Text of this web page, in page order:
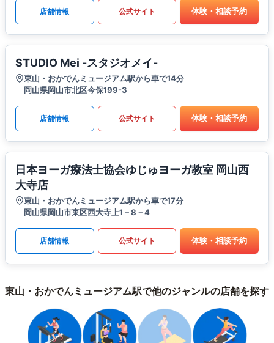
店舗情報 公式サイト 体験・相談予約
STUDIO Mei -スタジオメイ-
東山・おかでんミュージアム駅から車で14分
岡山県岡山市北区今保199-3
店舗情報 公式サイト 体験・相談予約
日本ヨーガ療法士協会ゆじゅヨーガ教室 岡山西
大寺店
東山・おかでんミュージアム駅から車で17分
岡山県岡山市東区西大寺上1－8－4
店舗情報 公式サイト 体験・相談予約
東山・おかでんミュージアム駅で他のジャンルの店舗を探す